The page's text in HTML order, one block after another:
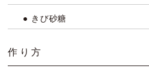
● きび砂糖
作り方